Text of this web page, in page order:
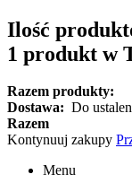
Ilość
1 produkt w
Razem produkty:
Dostawa: Do
Razem
Kontynuuj zakupy
Menu